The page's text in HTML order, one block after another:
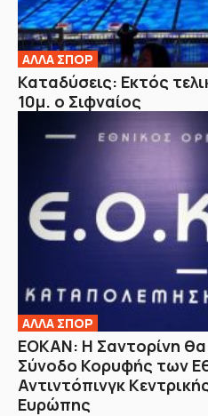
ΑΛΛΑ ΣΠΟΡ
Καταδύσεις: Εκτός
10μ. ο Σιφναίος
ΑΛΛΑ ΣΠΟΡ
ΕΟΚΑΝ: Η Σαντορίνη θα
Σύνοδο Κορυφής των
Αντιντόπινγκ
Ευρώπης